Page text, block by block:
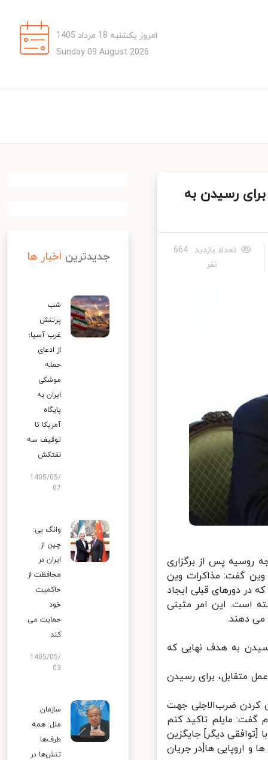
امروز یکشنبه 18 مرداد 1405
Sunday 09 August 2026
رسیدن به
تعداد بازدید : 664
نفر
روسیه پس از برگزاری
گفت: مذاکرات وین
در دورهای قبلی ایجاد
شد، افزایش یافته است. این امر مثبتی
دهند.
به هدف نهایی که
متقابل، برای رسیدن
کردن ضرب‌الاجلی جهت
مایلم تاکید کنم
[توافقی دیگر] جایگزین
اروپایی ها[در جریان
جدیدترین اخبار ها
شب
پرتنش
غرب آسیا؛
از ادعای
حمله
موشکی
ایران به
پایگاه
آمریکا تا
توقیف سه
نفتکش
1405/05/
07
وانگ یی:
چین از
ایران در
محافظت از
حاکمیت
خود
حمایت می
کند
1405/05/
03
سازمان
ملل: همه
طرف‌ها
تنش‌ها در